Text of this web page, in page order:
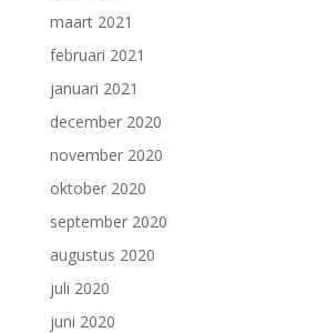
maart 2021
februari 2021
januari 2021
december 2020
november 2020
oktober 2020
september 2020
augustus 2020
juli 2020
juni 2020